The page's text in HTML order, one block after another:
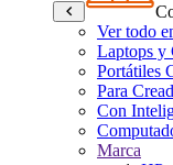
Ver todo
Laptops y
Portátiles
Para
Con
Marca